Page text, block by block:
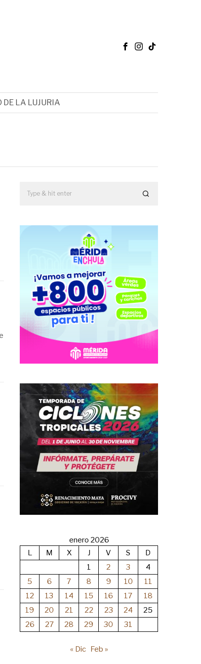
DE LA LUJURIA
enero 2026
L
M X J V S
D
1
2 3
4
5
6 7 8 9 10
11
12
13 14 15 16 17
18
19
20 21 22 23 24
25
26
27 28 29 30 31
« Dic Feb »